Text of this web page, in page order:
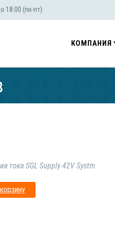
18:00 (пн-пт)
КОМПАНИЯ
тока SGL Supply 42V Systm